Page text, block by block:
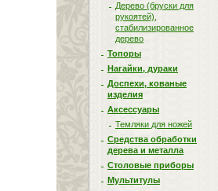
Дерево (бруски для
рукоятей),
стабилизированное
дерево
Топоры
Нагайки, дураки
Доспехи, кованые
изделия
Аксессуары
Темляки для ножей
Средства обработки
дерева и металла
Столовые приборы
Мультитулы